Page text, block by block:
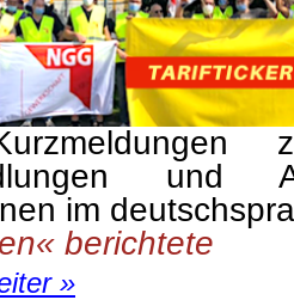
und
im
berichtete
»